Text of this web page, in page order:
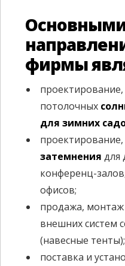
4
5
6
8
0
8
9
0
фирмы
потолочных
для зимних
затемнения для
конференц-
офисов;
продажа,
внешних систем
(навесные тенты);
поставка и